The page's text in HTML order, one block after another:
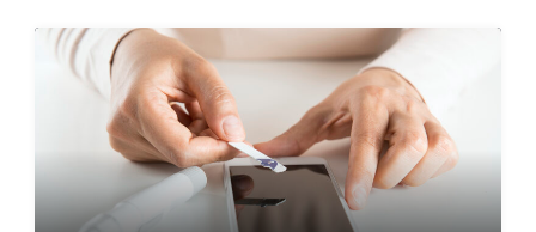
Mer
Ansök till Swedish Scaleups